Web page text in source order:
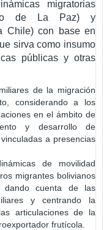
migratorias
de La Paz) y
Chile) con base en
sirva como insumo
públicas y otras
de la migración
considerando a los
en el ámbito de
y desarrollo de
a presencias
de movilidad
migrantes bolivianos
cuenta de las
y centrando la
articulaciones de la
frutícola.